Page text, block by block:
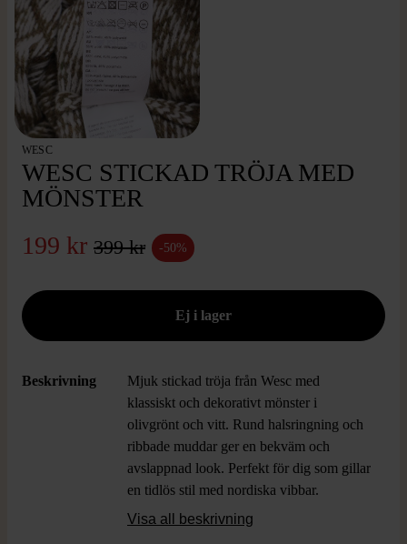
WESC
WESC STICKAD TRÖJA MED
MÖNSTER
199 kr 399 kr -50%
Beskrivning
Mjuk stickad tröja från Wesc med
klassiskt och dekorativt mönster i
olivgrönt och vitt. Rund halsringning och
ribbade muddar ger en bekväm och
avslappnad look. Perfekt för dig som gillar
en tidlös stil med nordiska vibbar.
Ullblandningen bidrar till en skön värme
Visa all beskrivning